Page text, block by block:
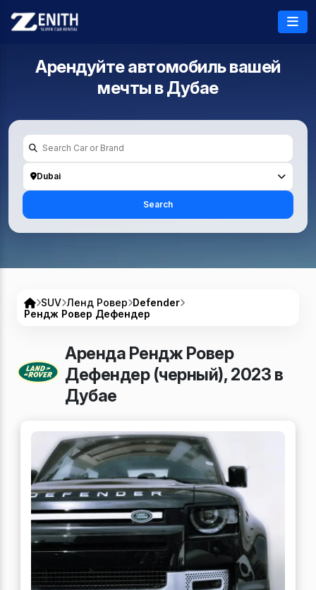
Арендуйте автомобиль вашей
мечты вДубае
Dubai
Search
SUV Ленд Ровер Defender
Рендж Ровер Дефендер
Аренда Рендж Ровер
Дефендер (черный), 2023 в
Дубае